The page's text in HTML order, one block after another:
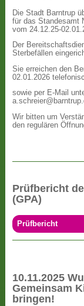
Die Stadt Barntrup
für das Standesamt
vom 24.12.25-
Der
Sterbefällen
Sie erreichen den
02.01.2026
sowie per E-Mail
Wir bitten um
den regulären
Prüfbericht
(GPA)
Prüfbericht
10.11.2025
Gemeinsam
bringen!